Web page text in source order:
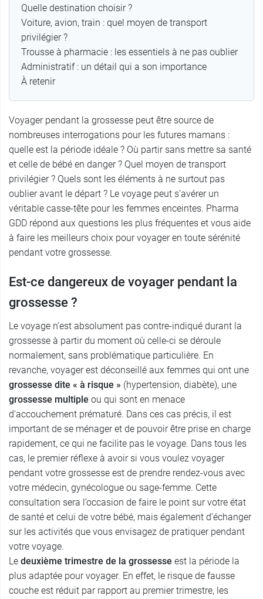
Quelle destination choisir ?
Voiture, avion, train : quel moyen de transport
privilégier ?
Trousse à pharmacie : les essentiels à ne pas oublier
Administratif : un détail qui a son importance
À retenir
Voyager pendant la grossesse peut être source de
nombreuses interrogations pour les futures mamans :
quelle est la période idéale ? Où partir sans mettre sa santé
et celle de bébé en danger ? Quel moyen de transport
privilégier ? Quels sont les éléments à ne surtout pas
oublier avant le départ ? Le voyage peut s’avérer un
véritable casse-tête pour les femmes enceintes. Pharma
GDD répond aux questions les plus fréquentes et vous aide
à faire les meilleurs choix pour voyager en toute sérénité
pendant votre grossesse.
Est-ce dangereux de voyager pendant la
grossesse ?
Le voyage n’est absolument pas contre-indiqué durant la
grossesse à partir du moment où celle-ci se déroule
normalement, sans problématique particulière. En
revanche, voyager est déconseillé aux femmes qui ont une
grossesse dite « à risque » (hypertension, diabète), une
grossesse multiple ou qui sont en menace
d’accouchement prématuré. Dans ces cas précis, il est
important de se ménager et de pouvoir être prise en charge
rapidement, ce qui ne facilite pas le voyage. Dans tous les
cas, le premier réflexe à avoir si vous voulez voyager
pendant votre grossesse est de prendre rendez-vous avec
votre médecin, gynécologue ou sage-femme. Cette
consultation sera l’occasion de faire le point sur votre état
de santé et celui de votre bébé, mais également d’échanger
sur les activités que vous envisagez de pratiquer pendant
votre voyage.
Le deuxième trimestre de la grossesse est la période la
plus adaptée pour voyager. En effet, le risque de fausse
couche est réduit par rapport au premier trimestre, les